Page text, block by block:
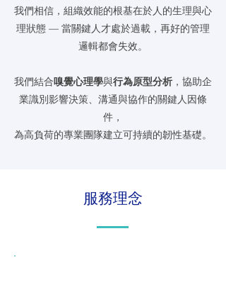
我們相信，組織效能的根基在於人的生理與心
理狀態 — 當關鍵人才處於過載，再好的管理
邏輯都會失效。
我們結合嗅覺心理學與行為原型分析 ，協助企
業識別影響決策、溝通與協作的關鍵人因條
件，
為高負荷的專業團隊建立可持續的韌性基礎。
服務理念